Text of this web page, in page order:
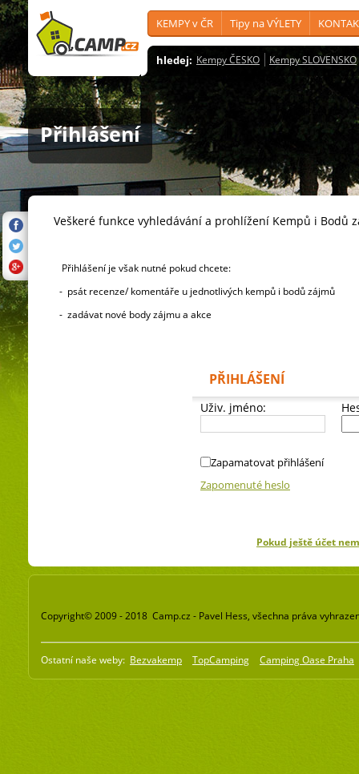
KEMPY v ČR Tipy na VÝLETY
hledej: Kempy ČESKO Kempy SLOVENSKO
Přihlášení
Veškeré funkce vyhledávání a prohlížení Kempů i
Přihlášení je však nutné pokud chcete:
- psát recenze/ komentáře u jednotlivých kempů i bodů zájmů
- zadávat nové body zájmu a akce
PŘIHLÁŠENÍ
Uživ. jméno:
Zapamatovat přihlášení
Zapomenuté heslo
Pokud ještě účet
Copyright© 2009 - 2018 Camp.cz - Pavel Hess, všechna práva
Ostatní naše weby: Bezvakemp TopCamping Camping Oase Praha